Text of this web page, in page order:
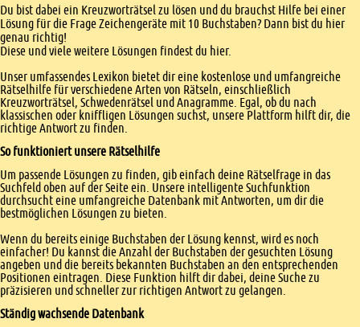
Einleitung
Du bist dabei ein Kreuzworträtsel zu lösen und du brauchst Hilfe bei einer
Lösung für die Frage Zeichengeräte mit 10 Buchstaben? Dann bist du hier
genau richtig!
Diese und viele weitere Lösungen findest du hier.
Unser umfassendes Lexikon bietet dir eine kostenlose und umfangreiche
Rätselhilfe für verschiedene Arten von Rätseln, einschließlich
Kreuzworträtsel, Schwedenrätsel und Anagramme. Egal, ob du nach
klassischen oder kniffligen Lösungen suchst, unsere Plattform hilft dir, die
richtige Antwort zu finden.
So funktioniert unsere Rätselhilfe
Um passende Lösungen zu finden, gib einfach deine Rätselfrage in das
Suchfeld oben auf der Seite ein. Unsere intelligente Suchfunktion
durchsucht eine umfangreiche Datenbank mit Antworten, um dir die
bestmöglichen Lösungen zu bieten.
Wenn du bereits einige Buchstaben der Lösung kennst, wird es noch
einfacher! Du kannst die Anzahl der Buchstaben der gesuchten Lösung
angeben und die bereits bekannten Buchstaben an den entsprechenden
Positionen eintragen. Diese Funktion hilft dir dabei, deine Suche zu
präzisieren und schneller zur richtigen Antwort zu gelangen.
Ständig wachsende Datenbank